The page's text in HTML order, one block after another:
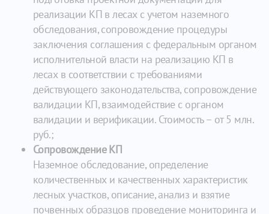
реализации КП в лесах с учетом наземного
обследования, сопровождение процедуры
заключения соглашения с федеральным органом
исполнительной власти на реализацию КП в
лесах в соответствии с требованиями
действующего законодательства, сопровождение
валидации КП, взаимодействие с органом
валидации и верификации. Стоимость – от 5 млн.
руб.;
Сопровождение КП
Наземное обследование, определение
количественных и качественных характеристик
лесных участков, описание, анализ и взятие
почвенных образцов проведение мониторинга и